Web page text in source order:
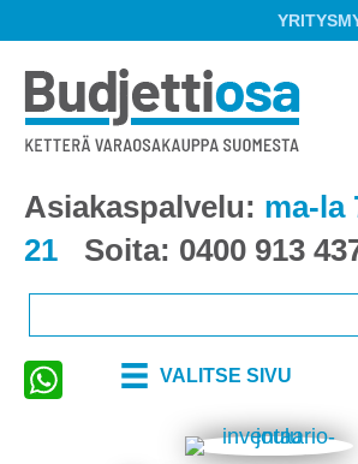
Asiakaspalvelu: ma-la
21
Soita: 0400 913
VALITSE SIVU